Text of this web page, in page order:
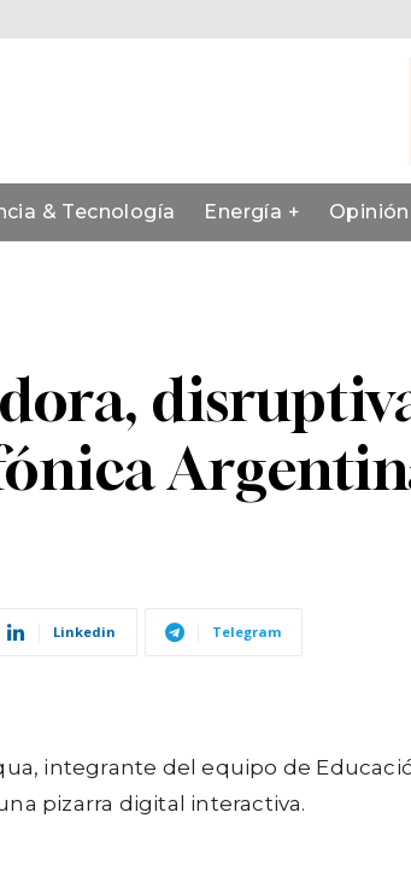
& Tecnología Energía + Opinión
Linkedin Telegram
integrante del equipo de
pizarra digital interactiva.